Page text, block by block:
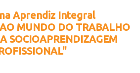
Aprendiz Integral
MUNDO DO TRABALHO
SOCIOAPRENDIZAGEM